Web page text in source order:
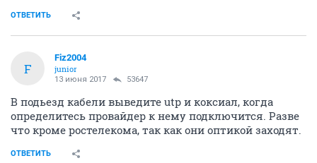
ОТВЕТИТЬ
F
Fiz2004
junior
13 июня 2017 53647
В подьезд кабели выведите utp и коксиал, когда
определитесь провайдер к нему подключится. Разве
что кроме ростелекома, так как они оптикой заходят.
ОТВЕТИТЬ